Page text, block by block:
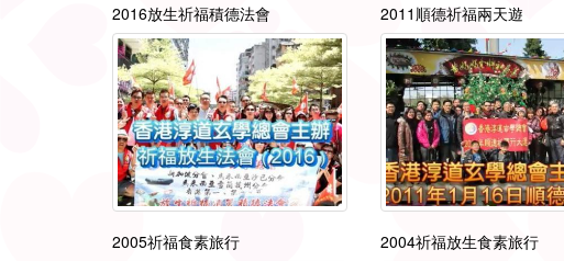
2016放生祈福積德法會 2011順德祈福兩天遊
2005祈福食素旅行 2004祈福放生食素旅行